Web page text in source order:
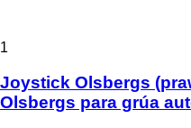
1
Joystick Olsbergs
Olsbergs para grúa